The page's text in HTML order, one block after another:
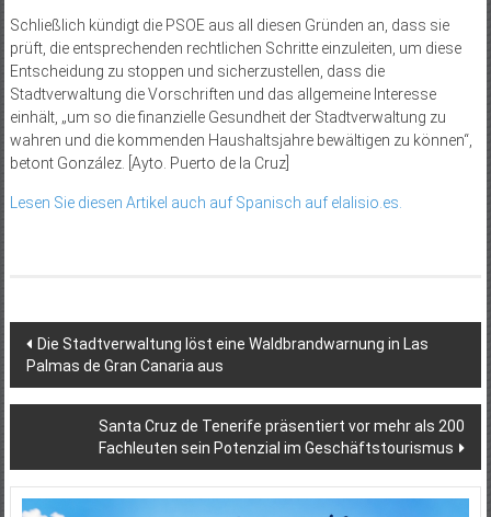
Schließlich kündigt die PSOE aus all diesen Gründen an, dass sie
prüft, die entsprechenden rechtlichen Schritte einzuleiten, um diese
Entscheidung zu stoppen und sicherzustellen, dass die
Stadtverwaltung die Vorschriften und das allgemeine Interesse
einhält, „um so die finanzielle Gesundheit der Stadtverwaltung zu
wahren und die kommenden Haushaltsjahre bewältigen zu können“,
betont González. [Ayto. Puerto de la Cruz]
Lesen Sie diesen Artikel auch auf Spanisch auf elalisio.es.
Beitragsnavigation
Die Stadtverwaltung löst eine Waldbrandwarnung in Las
Palmas de Gran Canaria aus
Santa Cruz de Tenerife präsentiert vor mehr als 200
Fachleuten sein Potenzial im Geschäftstourismus